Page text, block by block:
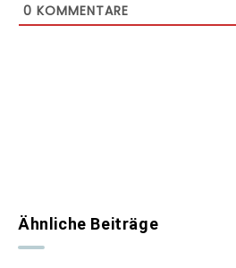
0 KOMMENTARE
Ähnliche Beiträge